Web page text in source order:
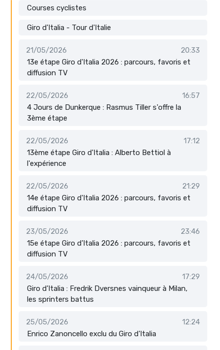
Courses cyclistes
Giro d'Italia - Tour d'Italie
21/05/2026
20:33
13e étape Giro d'Italia 2026 : parcours, favoris et
diffusion TV
22/05/2026
16:57
4 Jours de Dunkerque : Rasmus Tiller s'offre la
3ème étape
22/05/2026
17:12
13ème étape Giro d'Italia : Alberto Bettiol à
l'expérience
22/05/2026
21:29
14e étape Giro d'Italia 2026 : parcours, favoris et
diffusion TV
23/05/2026
23:46
15e étape Giro d’Italia 2026 : parcours, favoris et
diffusion TV
24/05/2026
17:29
Giro d’Italia : Fredrik Dversnes vainqueur à Milan,
les sprinters battus
25/05/2026
12:24
Enrico Zanoncello exclu du Giro d’Italia